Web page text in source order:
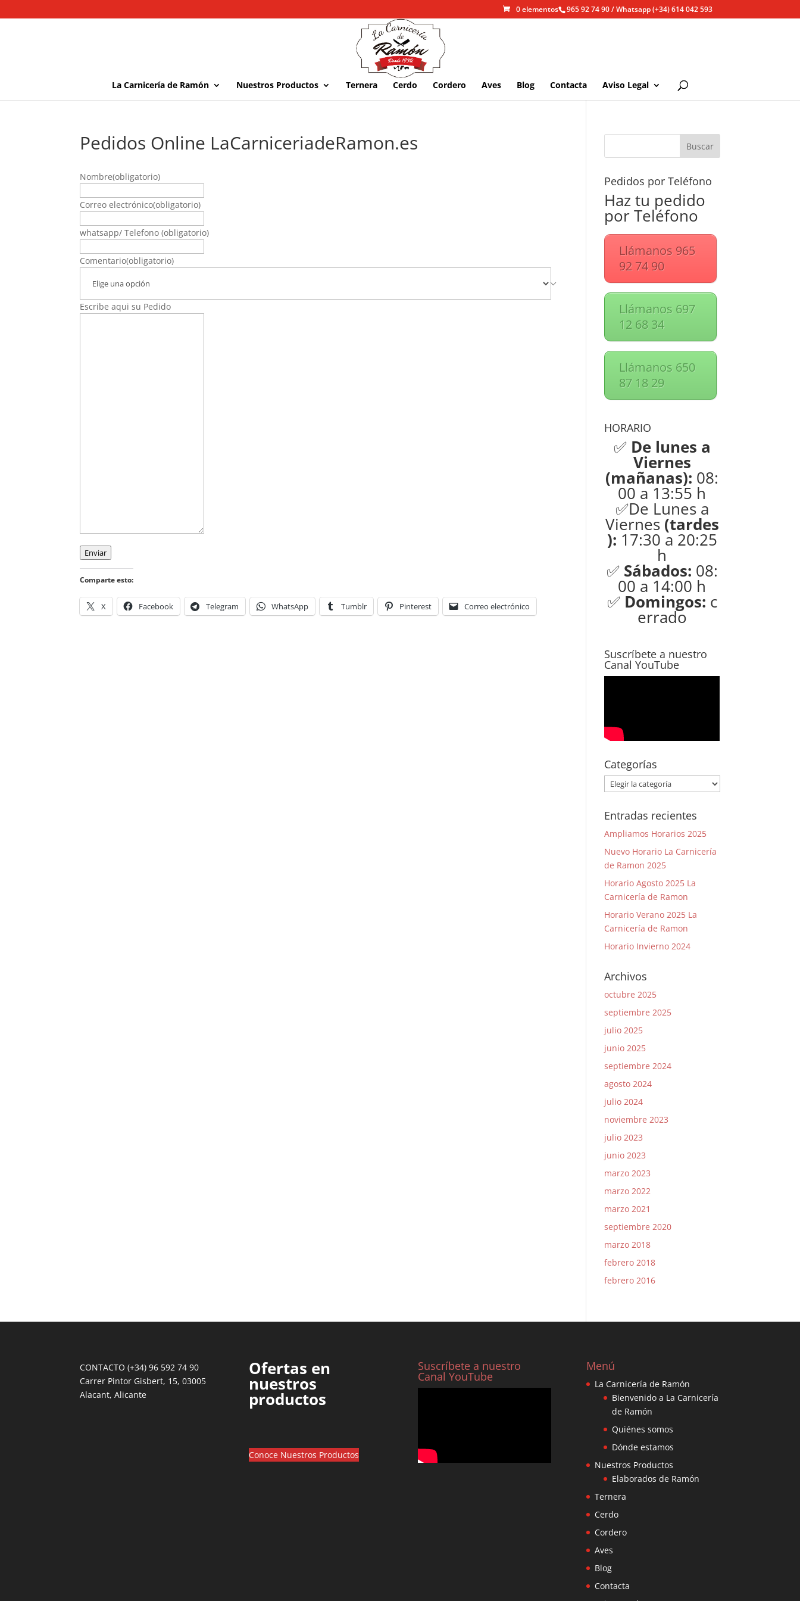
965 92 74 90 / Whatsapp (+34) 614 042 593
0 elementos
La Carnicería de Ramón Nuestros Productos Ternera Cerdo Cordero Aves Blog Contacta Aviso Legal
Pedidos Online LaCarniceriadeRamon.es
Nombre(obligatorio)
Correo electrónico(obligatorio)
whatsapp/ Telefono(obligatorio)
Comentario(obligatorio)
Escribe aqui su Pedido
Enviar
Comparte esto:
X Facebook Telegram WhatsApp Tumblr Pinterest Correo electrónico
Pedidos por Teléfono
Haz tu pedido
por Teléfono
Llámanos 965
92 74 90
Llámanos 697
12 68 34
Llámanos 650
87 18 29
HORARIO
✅ De lunes a
Viernes
(mañanas): 08:
00 a 13:55 h
✅De Lunes a
Viernes(tardes
): 17:30 a 20:25
h
✅ Sábados: 08:
00 a 14:00 h
✅ Domingos: c
errado
Suscríbete a nuestro
Canal YouTube
Categorías
Categorías
Entradas recientes
Ampliamos Horarios 2025
Nuevo Horario La Carnicería
de Ramon 2025
Horario Agosto 2025 La
Carnicería de Ramon
Horario Verano 2025 La
Carnicería de Ramon
Horario Invierno 2024
Archivos
octubre 2025
septiembre 2025
julio 2025
junio 2025
septiembre 2024
agosto 2024
julio 2024
noviembre 2023
julio 2023
junio 2023
marzo 2023
marzo 2022
marzo 2021
septiembre 2020
marzo 2018
febrero 2018
febrero 2016
CONTACTO (+34) 96 592 74 90
Carrer Pintor Gisbert, 15, 03005
Alacant, Alicante
Ofertas en
nuestros
productos
Conoce Nuestros Productos
Suscríbete a nuestro
Canal YouTube
Menú
La Carnicería de Ramón
Bienvenido a La Carnicería
de Ramón
Quiénes somos
Dónde estamos
Nuestros Productos
Elaborados de Ramón
Ternera
Cerdo
Cordero
Aves
Blog
Contacta